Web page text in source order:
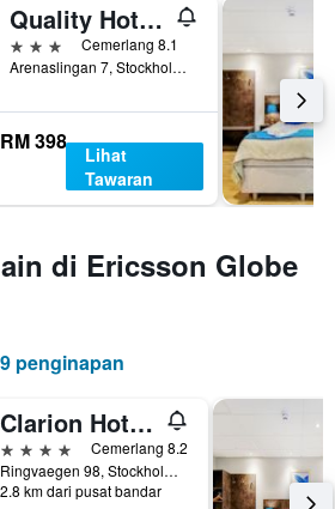
Quality Hotel Globe
3 bintangCemerlang 8.1
Arenaslingan 7, Stockholm, Stockholms Lan, Sweden
RM 398
Lihat
Tawaran
di Ericsson Globe
penginapan
Clarion Hotel Stockholm
4 bintang
Cemerlang 8.2
Ringvaegen 98, Stockholm, Stockholms Lan, Sweden
2.8 km dari pusat bandar